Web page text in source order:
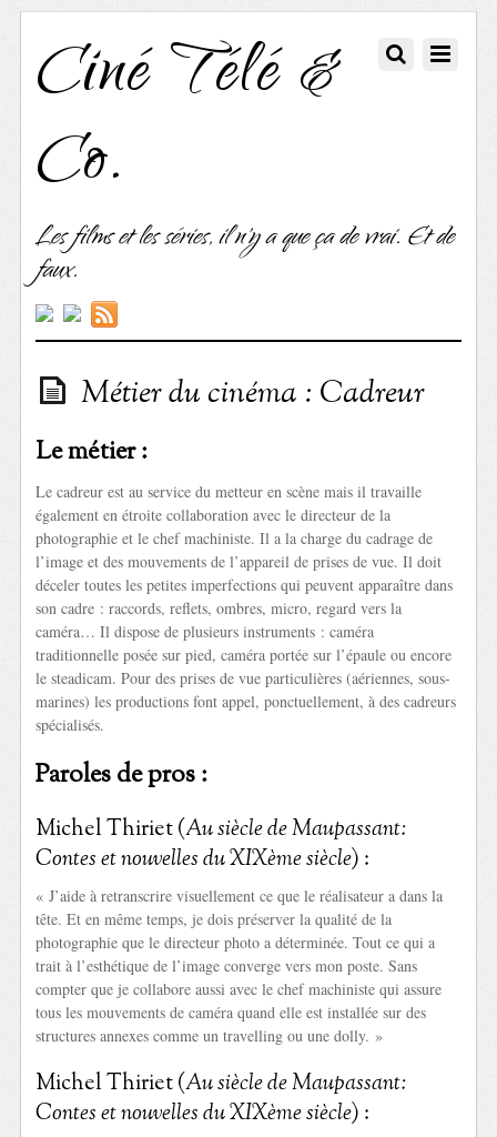
Ciné Télé &
Co.
Les films et les séries, il n'y a que ça de vrai. Et de
faux.
Métier du cinéma : Cadreur
Le métier :
Le cadreur est au service du metteur en scène mais il travaille
également en étroite collaboration avec le directeur de la
photographie et le chef machiniste. Il a la charge du cadrage de
l’image et des mouvements de l’appareil de prises de vue. Il doit
déceler toutes les petites imperfections qui peuvent apparaître dans
son cadre : raccords, reflets, ombres, micro, regard vers la
caméra… Il dispose de plusieurs instruments : caméra
traditionnelle posée sur pied, caméra portée sur l’épaule ou encore
le steadicam. Pour des prises de vue particulières (aériennes, sous-
marines) les productions font appel, ponctuellement, à des cadreurs
spécialisés.
Paroles de pros :
Michel Thiriet (Au siècle de Maupassant:
Contes et nouvelles du XIXème siècle) :
« J’aide à retranscrire visuellement ce que le réalisateur a dans la
tête. Et en même temps, je dois préserver la qualité de la
photographie que le directeur photo a déterminée. Tout ce qui a
trait à l’esthétique de l’image converge vers mon poste. Sans
compter que je collabore aussi avec le chef machiniste qui assure
tous les mouvements de caméra quand elle est installée sur des
structures annexes comme un travelling ou une dolly. »
Michel Thiriet (Au siècle de Maupassant:
Contes et nouvelles du XIXème siècle) :